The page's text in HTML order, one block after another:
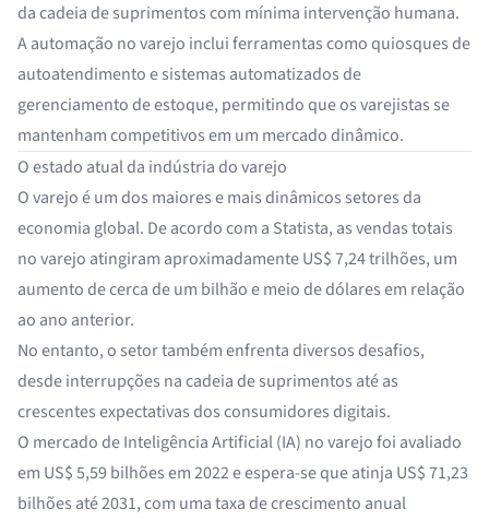
da cadeia de suprimentos com mínima intervenção humana.
A automação no varejo inclui ferramentas como quiosques de
autoatendimento e sistemas automatizados de
gerenciamento de estoque, permitindo que os varejistas se
mantenham competitivos em um mercado dinâmico.
O estado atual da indústria do varejo
O varejo é um dos maiores e mais dinâmicos setores da
economia global. De acordo com a Statista, as vendas totais
no varejo atingiram aproximadamenteUS$ 7,24 trilhões, um
aumento de cerca de um bilhão e meio de dólares em relação
ao ano anterior.
No entanto, o setor também enfrenta diversos desafios,
desde interrupções na cadeia de suprimentos até as
crescentes expectativas dos consumidores digitais.
O mercado de Inteligência Artificial (IA) no varejo foi avaliado
em US$ 5,59 bilhõesem 2022 e espera-se que atinja US$ 71,23
bilhões até 2031, com uma taxa de crescimento anual